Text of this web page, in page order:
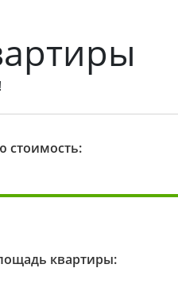
стоимость:
квартиры: